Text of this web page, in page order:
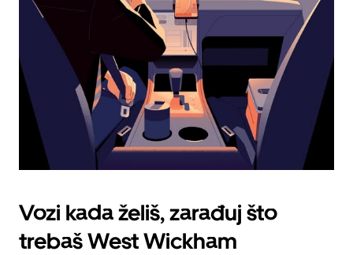
zatvaranje
kalendara.
Vozi kada želiš, zarađuj što
trebaš West Wickham